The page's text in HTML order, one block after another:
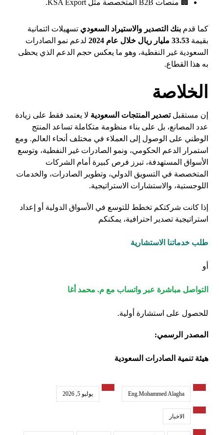
🏢 منصات B2B المتخصصة مثل KSA Export.
كما قدمبنك التصدير والاستيراد السعودي تسهيلات ائتمانية
بقيمة33.53 مليار ريال خلال عام 2024
لدعم نمو الصادرات
السعودية غير النفطية، وهو ما يعكس حجم الدعم الذي يحظى
به هذا القطاع.
الخلاصة
إن مستقبلتصدير المنتجات السعودية لا يعتمد فقط على زيادة
عدد المصانع، بل على بناء منظومة متكاملة تساعد المنتج
الوطني على الوصول إلى العملاء في مختلف أنحاء العالم. ومع
استمرار الدعم الحكومي، ونمو الصادرات غير النفطية، وتوسع
الأسواق المستهدفة، تبرز فرص كبيرة أمام الشركات
المتخصصة في التسويق الدولي، وتطوير الصادرات، والخدمات
اللوجستية، والاستشارات الاستراتيجية.
إذا كانت شركتكم تخطط للتوسع في الأسواق الدولية أو إعداد
استراتيجية تصدير احترافية، يمكنكم
طلب خدماتنا الاستشارية
أو
التواصل مباشرة عبر واتساب مع م. محمد أغا
للحصول على استشارة أولية.
المصدر الرسمي:
هيئة تنمية الصادرات السعودية
Eng.Mohammed Alagha يوليو 5, 2026
الاخبار